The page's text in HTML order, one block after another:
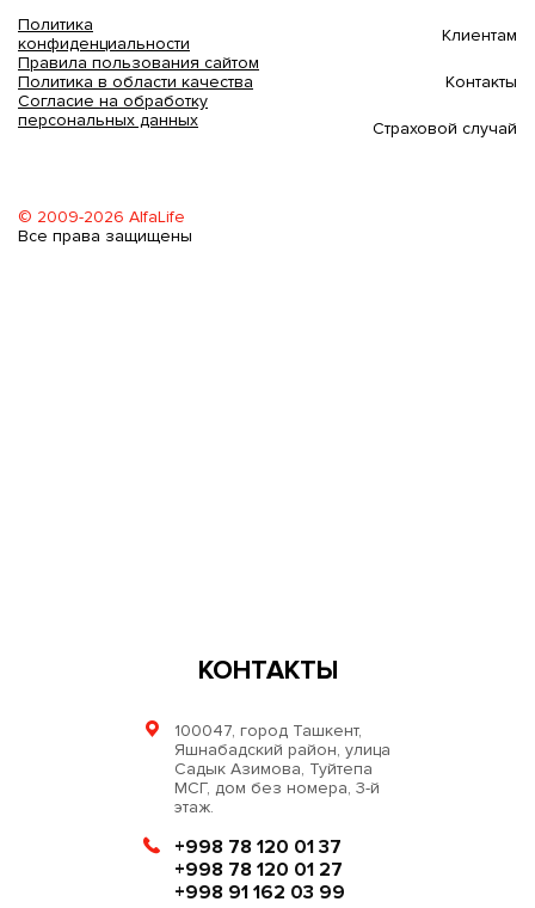
Политика
конфиденциальности
Правила пользования сайтом
Политика в области качества
Согласие на обработку
персональных данных
© 2009-2026 AlfaLife
Все права защищены
Клиентам
Контакты
Страховой случай
КОНТАКТЫ
100047, город Ташкент,
Яшнабадский район, улица
Садык Азимова, Туйтепа
МСГ, дом без номера, 3-й
этаж.
+998 78 120 01 37
+998 78 120 01 27
+998 91 162 03 99